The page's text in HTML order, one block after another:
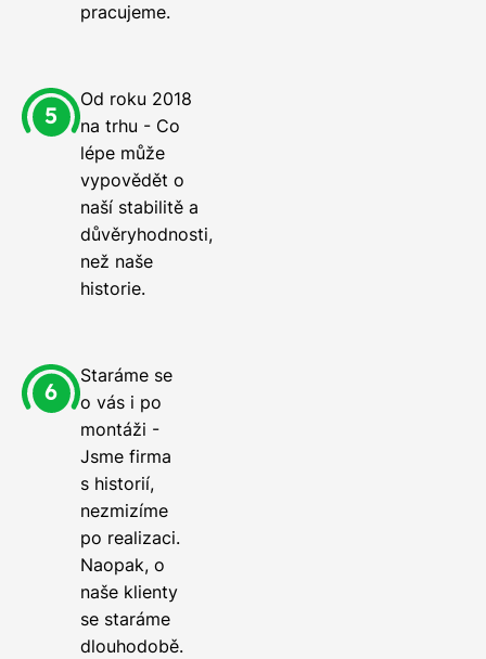
pracujeme.
Od roku 2018
na trhu - Co
lépe může
vypovědět o
naší stabilitě a
důvěryhodnosti,
než naše
historie.
Staráme se
o vás i po
montáži -
Jsme firma
s historií,
nezmizíme
po realizaci.
Naopak, o
naše klienty
se staráme
dlouhodobě.